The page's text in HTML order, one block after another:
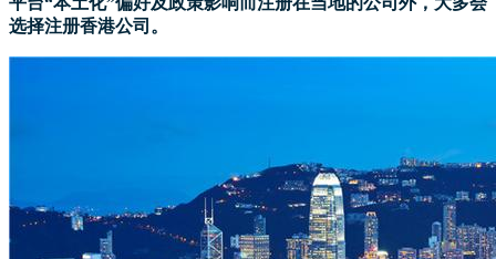
选择注册香港公司。